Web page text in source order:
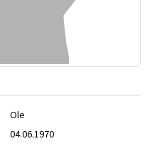
Ole
04.06.1970